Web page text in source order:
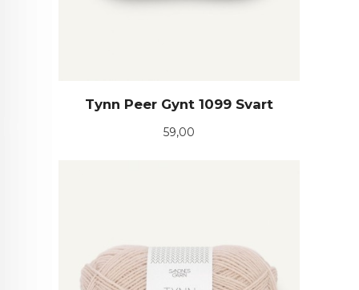
Tynn Peer Gynt 1099 Svart
Pris
59,00